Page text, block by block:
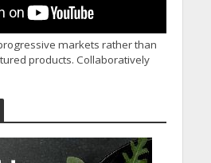
markets rather than
products. Collaboratively